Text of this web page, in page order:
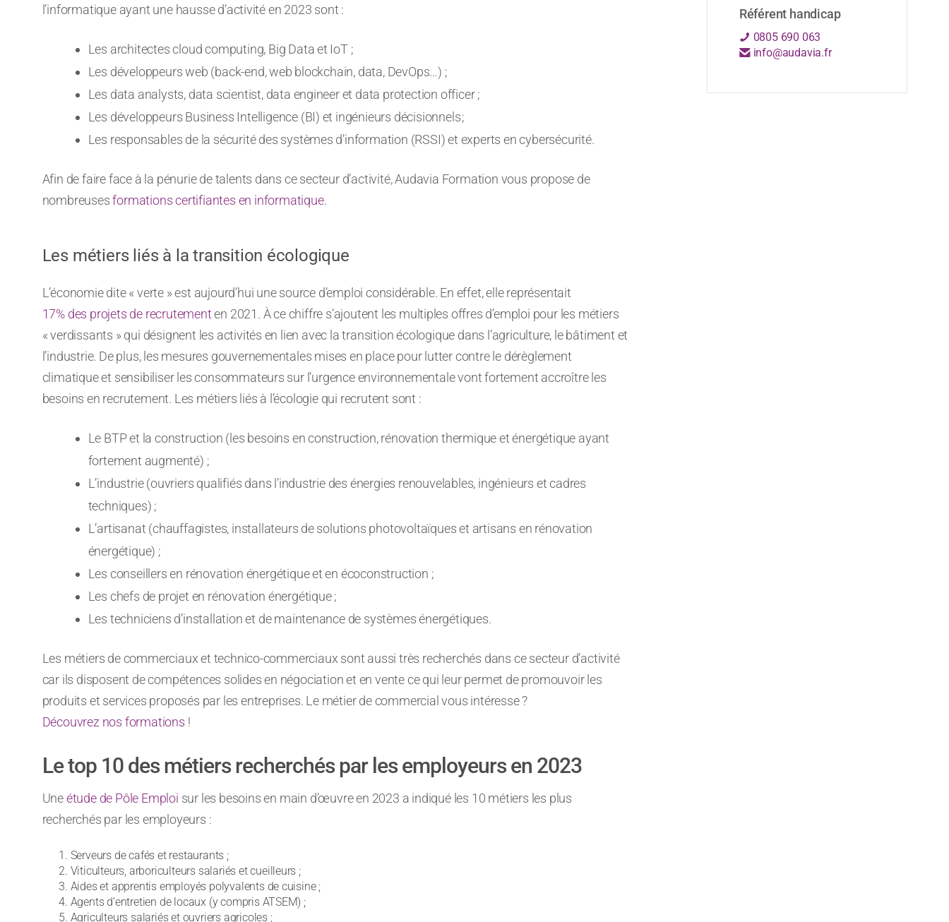
l’informatique ayant une hausse d’activité en 2023 sont :
Les architectes cloud computing, Big Data et IoT ;
Les développeurs web (back-end, web blockchain, data, DevOps…) ;
Les data analysts, data scientist, data engineer et data protection officer ;
Les développeurs Business Intelligence (BI) et ingénieurs décisionnels ;
Les responsables de la sécurité des systèmes d’information (RSSI) et experts en cybersécurité.
Afin de faire face à la pénurie de talents dans ce secteur d’activité, Audavia Formation vous propose de
nombreusesformations certifiantes en informatique.
Les métiers liés à la transition écologique
L’économie dite « verte » est aujourd’hui une source d’emploi considérable. En effet, elle représentait
17% des projets de recrutementen 2021. À ce chiffre s’ajoutent les multiples offres d’emploi pour les métiers
« verdissants » qui désignent les activités en lien avec la transition écologique dans l’agriculture, le bâtiment et
l’industrie. De plus, les mesures gouvernementales mises en place pour lutter contre le dérèglement
climatique et sensibiliser les consommateurs sur l’urgence environnementale vont fortement accroître les
besoins en recrutement. Les métiers liés à l’écologie qui recrutent sont :
Le BTP et la construction (les besoins en construction, rénovation thermique et énergétique ayant
fortement augmenté) ;
L’industrie (ouvriers qualifiés dans l’industrie des énergies renouvelables, ingénieurs et cadres
techniques) ;
L’artisanat (chauffagistes, installateurs de solutions photovoltaïques et artisans en rénovation
énergétique) ;
Les conseillers en rénovation énergétique et en écoconstruction ;
Les chefs de projet en rénovation énergétique ;
Les techniciens d’installation et de maintenance de systèmes énergétiques.
Les métiers de commerciaux et technico-commerciaux sont aussi très recherchés dans ce secteur d’activité
car ils disposent de compétences solides en négociation et en vente ce qui leur permet de promouvoir les
produits et services proposés par les entreprises. Le métier de commercial vous intéresse ?
Découvrez nos formations !
Le top 10 des métiers recherchés par les employeurs en 2023
Uneétude de Pôle Emploi sur les besoins en main d’œuvre en 2023 a indiqué les 10 métiers les plus
recherchés par les employeurs :
Serveurs de cafés et restaurants ;
Viticulteurs, arboriculteurs salariés et cueilleurs ;
Aides et apprentis employés polyvalents de cuisine ;
Agents d’entretien de locaux (y compris ATSEM) ;
Agriculteurs salariés et ouvriers agricoles ;
Référent handicap
0805 690 063
info@audavia.fr